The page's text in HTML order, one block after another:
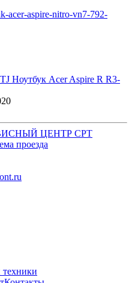
acer-aspire-nitro-vn7-792-
Ноутбук Acer Aspire R R3-
ЦЕНТР СРТ
проезда